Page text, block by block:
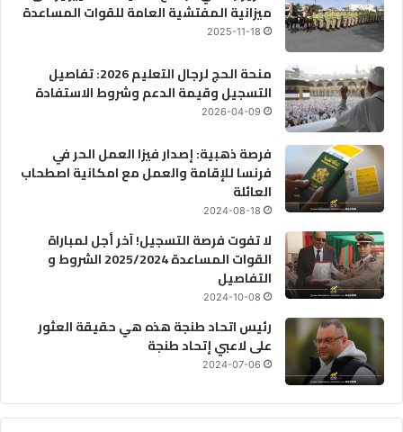
ميزانية المفتشية العامة للقوات المساعدة
2025-11-18
منحة الحج لرجال التعليم 2026: تفاصيل
التسجيل وقيمة الدعم وشروط الاستفادة
2026-04-09
فرصة ذهبية: إصدار فيزا العمل الحر في
فرنسا للإقامة والعمل مع امكانية اصطحاب
العائلة
2024-08-18
لا تفوت فرصة التسجيل! آخر أجل لمباراة
القوات المساعدة 2025/2024 الشروط و
التفاصيل
2024-10-08
رئيس اتحاد طنجة هذه هي حقيقة العثور
على لاعبي إتحاد طنجة
2024-07-06